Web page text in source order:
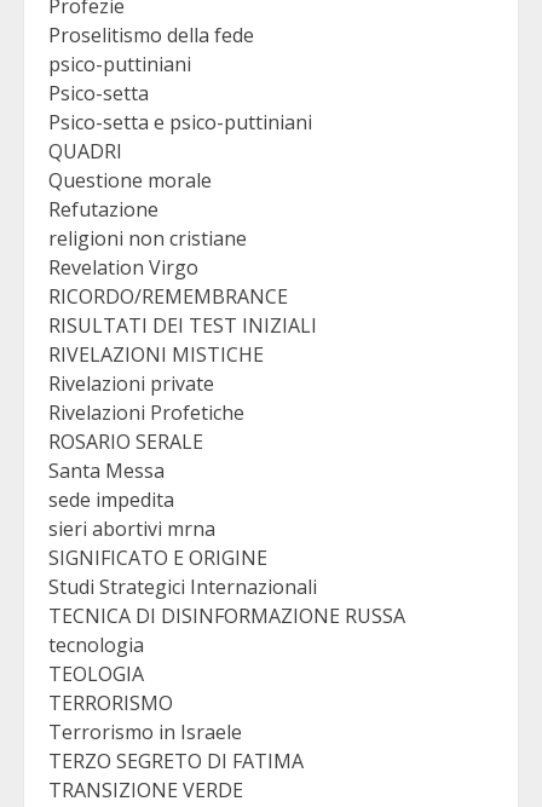
Profezie
Proselitismo della fede
psico-puttiniani
Psico-setta
Psico-setta e psico-puttiniani
QUADRI
Questione morale
Refutazione
religioni non cristiane
Revelation Virgo
RICORDO/REMEMBRANCE
RISULTATI DEI TEST INIZIALI
RIVELAZIONI MISTICHE
Rivelazioni private
Rivelazioni Profetiche
ROSARIO SERALE
Santa Messa
sede impedita
sieri abortivi mrna
SIGNIFICATO E ORIGINE
Studi Strategici Internazionali
TECNICA DI DISINFORMAZIONE RUSSA
tecnologia
TEOLOGIA
TERRORISMO
Terrorismo in Israele
TERZO SEGRETO DI FATIMA
TRANSIZIONE VERDE